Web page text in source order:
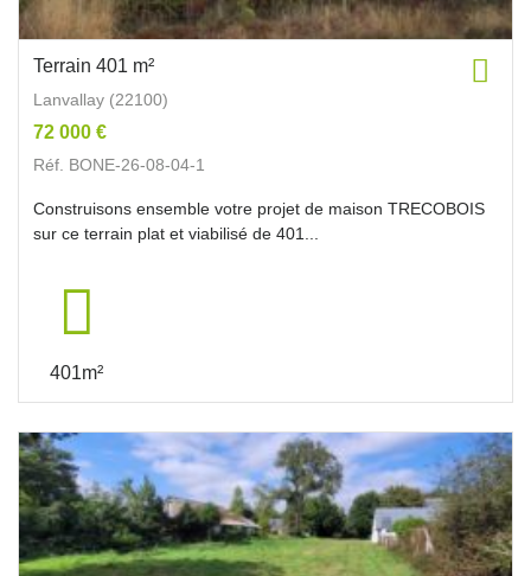
Terrain 401 m²
Lanvallay (22100)
72 000 €
Réf. BONE-26-08-04-1
Construisons ensemble votre projet de maison TRECOBOIS
sur ce terrain plat et viabilisé de 401...
401m²